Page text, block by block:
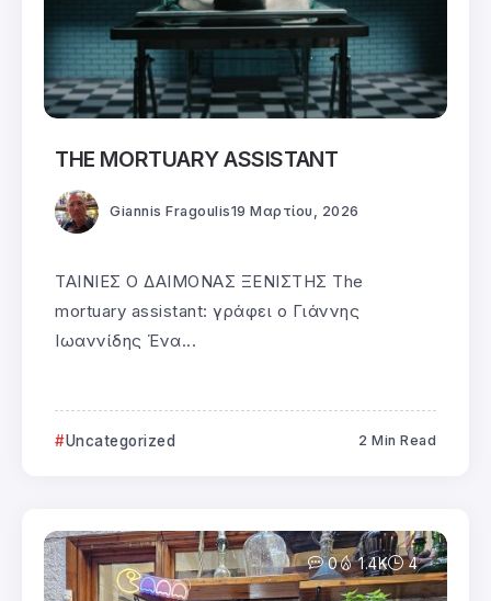
THE MORTUARY ASSISTANT
Giannis Fragoulis19 Μαρτίου, 2026
ΤΑΙΝΙΕΣ Ο ΔΑΙΜΟΝΑΣ ΞΕΝΙΣΤΗΣ The
mortuary assistant: γράφει ο Γιάννης
Ιωαννίδης Ένα...
Uncategorized 2 Min Read
0 1.4K 4